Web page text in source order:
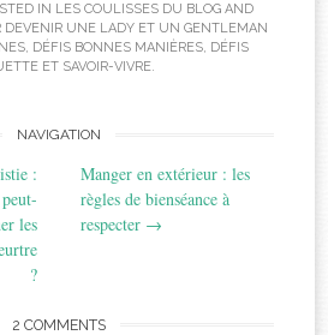
IN LES COULISSES DU BLOGAND
DEVENIR UNE LADY ET UN GENTLEMAN
, DÉFIS BONNES MANIÈRES, DÉFIS
ET SAVOIR-VIVRE.
NAVIGATION
:
les
?
Manger en extérieur : les
règles de bienséance à
respecter →
2 COMMENTS